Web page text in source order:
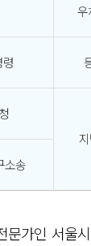
우
소송
가인 서울